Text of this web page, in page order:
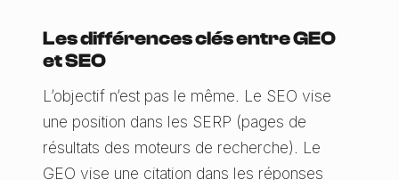
Les différences clés entre GEO
et SEO
L’objectif n’est pas le même. Le SEO vise
une position dans les SERP (pages de
résultats des moteurs de recherche). Le
GEO vise une citation dans les réponses